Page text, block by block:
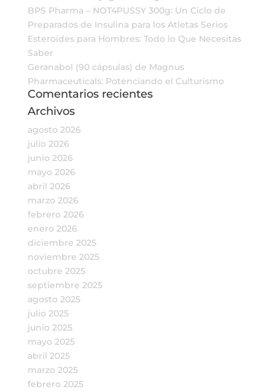
BPS Pharma – NOT4PUSSY 300g: Un Ciclo de
Preparados de Insulina para los Atletas Serios
Esteroides para Hombres: Todo lo Que Necesitas
Saber
Geranabol (90 cápsulas) de Magnus
Pharmaceuticals: Potenciando el Culturismo
Comentarios recientes
Archivos
agosto 2026
julio 2026
junio 2026
mayo 2026
abril 2026
marzo 2026
febrero 2026
enero 2026
diciembre 2025
noviembre 2025
octubre 2025
septiembre 2025
agosto 2025
julio 2025
junio 2025
mayo 2025
abril 2025
marzo 2025
febrero 2025